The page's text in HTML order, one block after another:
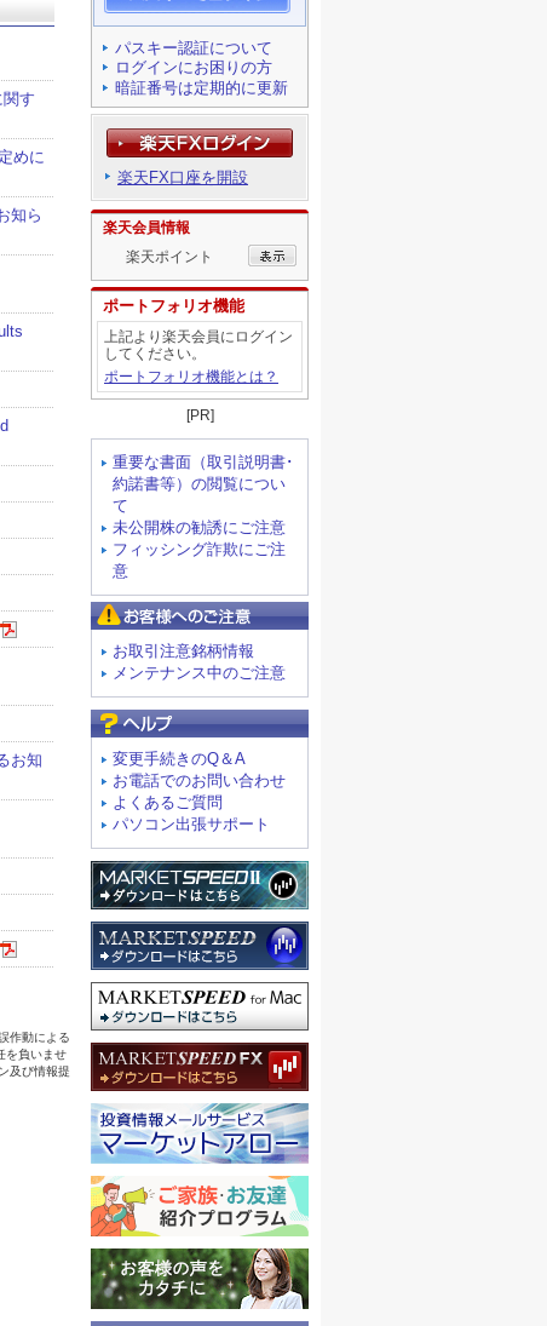
パスキー認証について
ログインにお困りの方
暗証番号は定期的に更新
楽天FX口座を開設
楽天会員情報
楽天ポイント
ポートフォリオ機能
上記より楽天会員にログイン
してください。
ポートフォリオ機能とは？
[PR]
重要な書面（取引説明書･
約諾書等）の閲覧につい
て
未公開株の勧誘にご注意
フィッシング詐欺にご注
意
お取引注意銘柄情報
メンテナンス中のご注意
変更手続きのQ＆A
お電話でのお問い合わせ
よくあるご質問
パソコン出張サポート